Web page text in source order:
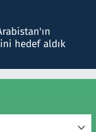
hedef aldık